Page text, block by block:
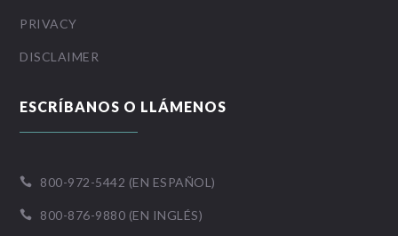
PRIVACY
DISCLAIMER
ESCRÍBANOS O LLÁMENOS
 800-972-5442 (EN ESPAÑOL)
 800-876-9880 (EN INGLÉS)